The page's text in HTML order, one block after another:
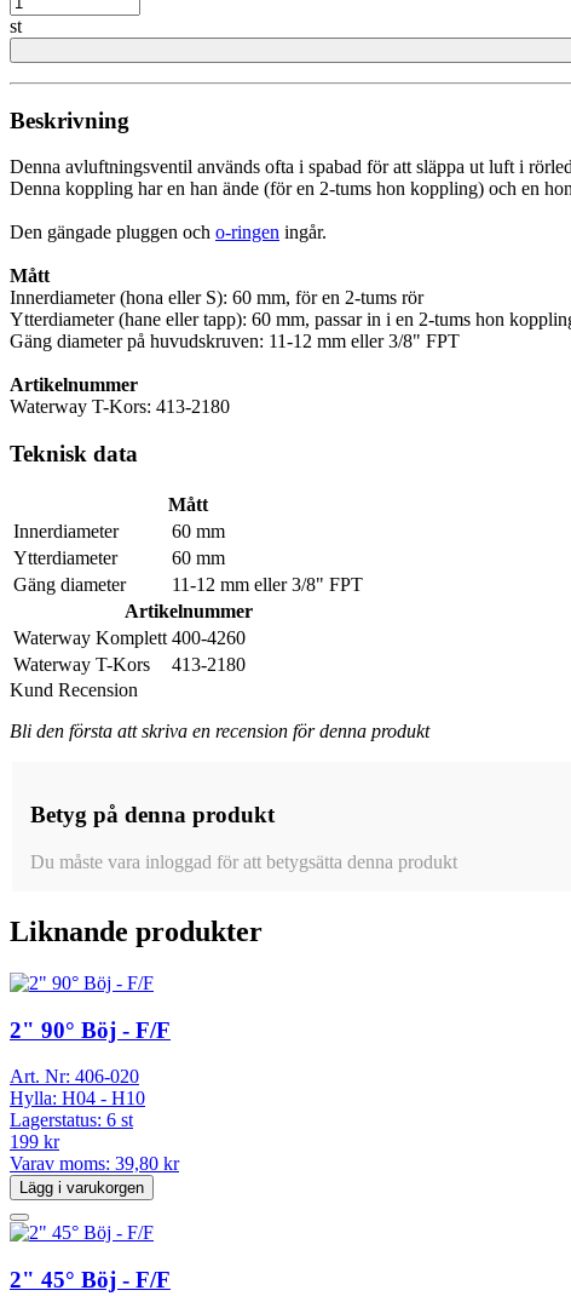
st
Beskrivning
Denna avluftningsventil används ofta i spabad för att släppa ut luft i
Denna koppling har en han ände (för en 2-tums hon koppling) och en
Den gängade pluggen och o-ringen ingår.
Mått
Innerdiameter (hona eller S): 60 mm, för en 2-tums rör
Ytterdiameter (hane eller tapp): 60 mm, passar in i en 2-tums hon
Gäng diameter på huvudskruven: 11-12 mm eller 3/8" FPT
Artikelnummer
Waterway T-Kors: 413-2180
Teknisk data
Mått
Innerdiameter
60 mm
Ytterdiameter
60 mm
Gäng diameter
11-12 mm eller 3/8" FPT
Artikelnummer
Waterway Komplett 400-4260
Waterway T-Kors
413-2180
Kund Recension
Bli den första att skriva en recension för denna produkt
Betyg på denna produkt
Du måste vara inloggad för att betygsätta denna produkt
Liknande produkter
2" 90° Böj - F/F
Art. Nr: 406-020
Hylla: H04 - H10
Lagerstatus: 6 st
199 kr
Varav moms: 39,80 kr
Lägg i varukorgen
2" 45° Böj - F/F